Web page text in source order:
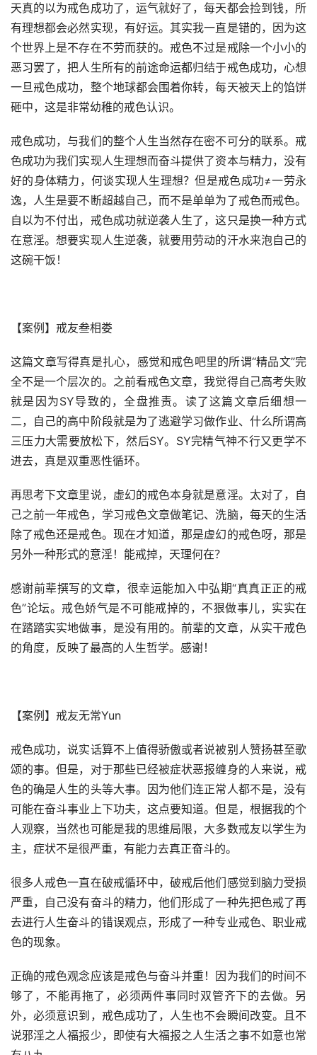
天真的以为戒色成功了，运气就好了，每天都会捡到钱，所
有理想都会必然实现，有好运。其实我一直是错的，因为这
个世界上是不存在不劳而获的。戒色不过是戒除一个小小的
恶习罢了，把人生所有的前途命运都归结于戒色成功，心想
一旦戒色成功，整个地球都会围着你转，每天被天上的馅饼
砸中，这是非常幼稚的戒色认识。
戒色成功，与我们的整个人生当然存在密不可分的联系。戒
色成功为我们实现人生理想而奋斗提供了资本与精力，没有
好的身体精力，何谈实现人生理想？但是戒色成功≠一劳永
逸，人生是要不断超越自己，而不是单单为了戒色而戒色。
自以为不付出，戒色成功就逆袭人生了，这只是换一种方式
在意淫。想要实现人生逆袭，就要用劳动的汗水来泡自己的
这碗干饭！
【案例】戒友叁相娄
这篇文章写得真是扎心，感觉和戒色吧里的所谓“精品文”完
全不是一个层次的。之前看戒色文章，我觉得自己高考失败
就是因为SY导致的，全盘推责。读了这篇文章后细想一
二，自己的高中阶段就是为了逃避学习做作业、什么所谓高
三压力大需要放松下，然后SY。SY完精气神不行又更学不
进去，真是双重恶性循环。
再思考下文章里说，虚幻的戒色本身就是意淫。太对了，自
己之前一年戒色，学习戒色文章做笔记、洗脑，每天的生活
除了戒色还是戒色。现在才知道，那是虚幻的戒色呀，那是
另外一种形式的意淫！能戒掉，天理何在？
感谢前辈撰写的文章，很幸运能加入中弘期“真真正正的戒
色”论坛。戒色娇气是不可能戒掉的，不狠做事儿，实实在
在踏踏实实地做事，是没有用的。前辈的文章，从实干戒色
的角度，反映了最高的人生哲学。感谢！
【案例】戒友无常Yun
戒色成功，说实话算不上值得骄傲或者说被别人赞扬甚至歌
颂的事。但是，对于那些已经被症状恶报缠身的人来说，戒
色的确是人生的头等大事。因为他们连正常人都不是，没有
可能在奋斗事业上下功夫，这点要知道。但是，根据我的个
人观察，当然也可能是我的思维局限，大多数戒友以学生为
主，症状不是很严重，有能力去真正奋斗的。
很多人戒色一直在破戒循环中，破戒后他们感觉到脑力受损
严重，自己没有奋斗的精力，他们形成了一种先把色戒了再
去进行人生奋斗的错误观点，形成了一种专业戒色、职业戒
色的现象。
正确的戒色观念应该是戒色与奋斗并重！因为我们的时间不
够了，不能再拖了，必须两件事同时双管齐下的去做。另
外，必须意识到，戒色成功了，人生也不会瞬间改变。且不
说邪淫之人福报少，即使有大福报之人生活之事不如意也常